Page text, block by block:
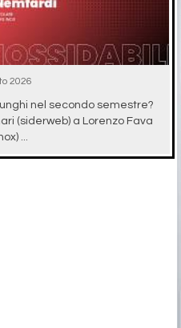
2026
nel secondo semestre?
(siderweb) a Lorenzo Fava
...